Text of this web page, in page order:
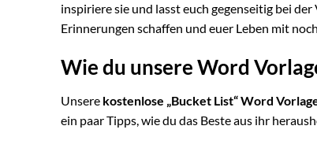
inspiriere sie und lasst euch gegenseitig bei
Erinnerungen schaffen und euer Leben mit
Wie du unsere Word
Unsere kostenlose „Bucket List“ Word
ein paar Tipps, wie du das Beste aus ihr